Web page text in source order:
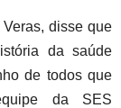
disse que
da saúde
de todos que
da SES